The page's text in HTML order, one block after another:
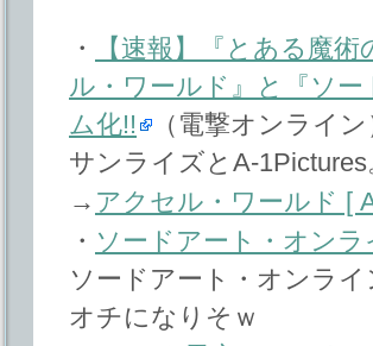
・
【速報】『とある魔
ル・ワールド』と『ソ
ム化!!
（電撃オンライン
サンライズとA-1Pictures
→ アクセル・ワールド [
・ ソードアート・オンラ
ソードアート・オンラ
オチになりそｗ